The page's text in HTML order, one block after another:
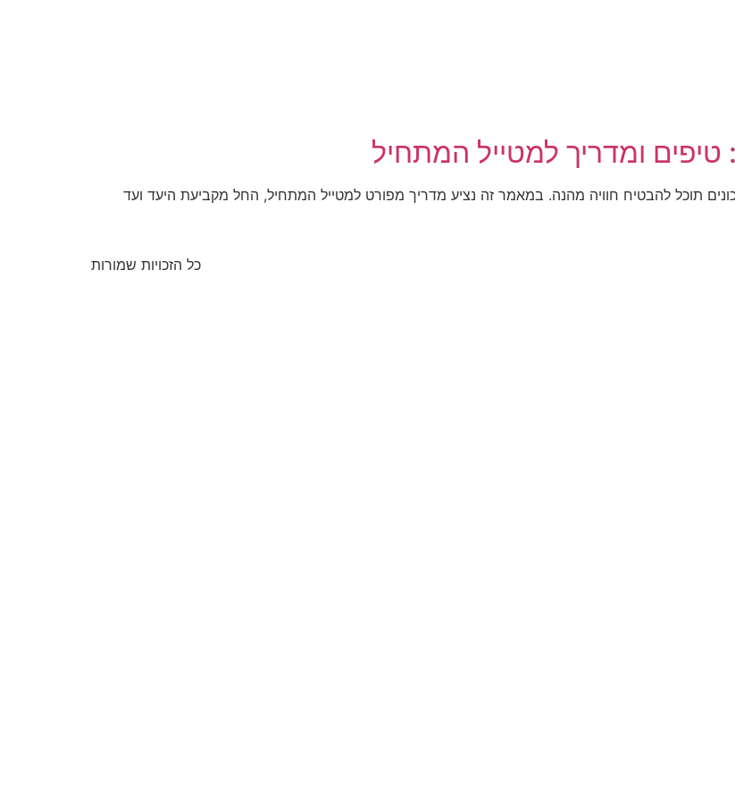
ומדריך למטייל המתחיל
תוכל להבטיח חוויה מהנה. במאמר זה נציע מדריך מפורט למטייל המתחיל, החל מקביעת היעד ועד
כל הזכויות שמורות